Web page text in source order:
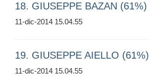
18. GIUSEPPE BAZAN (61%)
11-dic-2014 15.04.55
19. GIUSEPPE AIELLO (61%)
11-dic-2014 15.04.55